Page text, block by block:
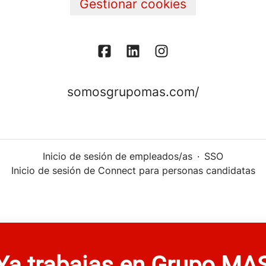
Gestionar cookies
somosgrupomas.com/
Inicio de sesión de empleados/as · SSO
Inicio de sesión de Connect para personas candidatas